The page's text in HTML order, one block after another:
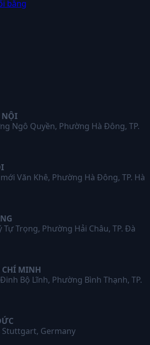
bằng
NỘI
Ngô Quyền, Phường Hà Đông, TP.
Văn Khê, Phường Hà Đông, TP. Hà
Trọng, Phường Hải Châu, TP. Đà
CHÍ MINH
Bộ Lĩnh, Phường Bình Thạnh, TP.
Stuttgart, Germany